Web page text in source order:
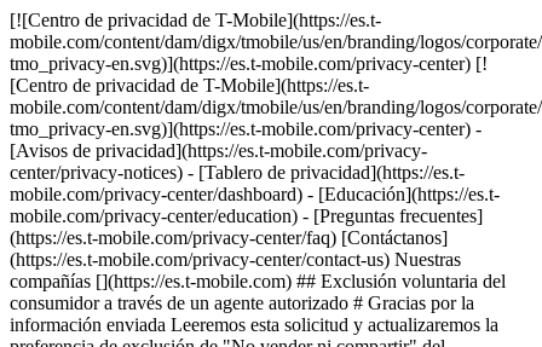
[![Centro de privacidad de T-Mobile](https://es.t-
mobile.com/content/dam/digx/tmobile/us/en/branding/logos/
tmo_privacy-en.svg)](https://es.t-mobile.com/privacy-center) [!
[Centro de privacidad de T-Mobile](https://es.t-
mobile.com/content/dam/digx/tmobile/us/en/branding/logos/
tmo_privacy-en.svg)](https://es.t-mobile.com/privacy-center) -
[Avisos de privacidad](https://es.t-mobile.com/privacy-
center/privacy-notices) - [Tablero de privacidad](https://es.t-
mobile.com/privacy-center/dashboard) - [Educación](https://es.t-
mobile.com/privacy-center/education) - [Preguntas frecuentes]
(https://es.t-mobile.com/privacy-center/faq) [Contáctanos]
(https://es.t-mobile.com/privacy-center/contact-us) Nuestras
compañías [](https://es.t-mobile.com) ## Exclusión voluntaria del
consumidor a través de un agente autorizado # Gracias por la
información enviada Leeremos esta solicitud y actualizaremos la